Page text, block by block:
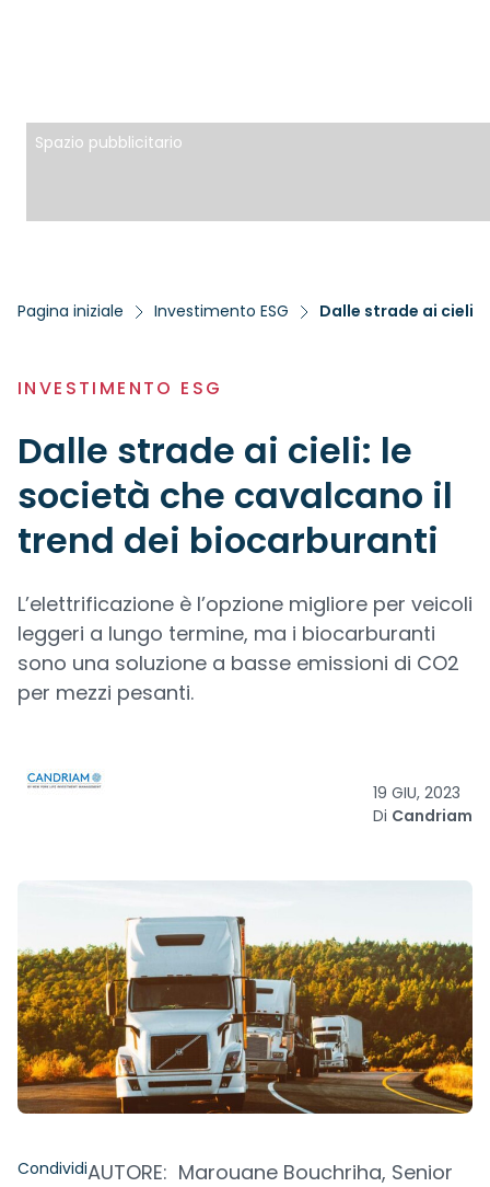
Spazio pubblicitario
Pagina iniziale Investimento ESG Dalle strade ai cieli:
INVESTIMENTO ESG
Dalle strade ai cieli: le
società che cavalcano il
trend dei biocarburanti
L’elettrificazione è l’opzione migliore per veicoli
leggeri a lungo termine, ma i biocarburanti
sono una soluzione a basse emissioni di CO2
per mezzi pesanti.
19 GIU, 2023
Di Candriam
CondividiAUTORE: Marouane Bouchriha, Senior